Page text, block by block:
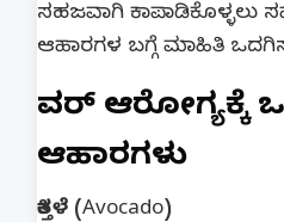
ಸಹಜವಾಗಿ ಕಾಪಾಡಿಕೊಳ್ಳಲು
ಆಹಾರಗಳ ಬಗ್ಗೆ ಮಾಹಿತಿ
ಲಿವರ್ ಆರೋಗ್ಯಕ್ಕೆ
ಆಹಾರಗಳು
ಕಿತ್ತಳೆ (Avocado)